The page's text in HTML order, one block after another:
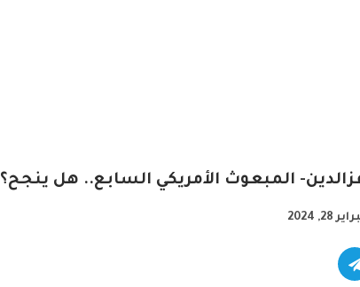
المبعوث الأمريكي السابع.. هل ينجح؟
28, 2024